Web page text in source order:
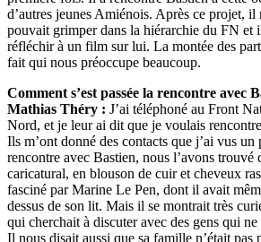
d’autres jeunes Amiénois. Après ce projet, il
pouvait grimper dans la hiérarchie du FN et
réfléchir à un film sur lui. La montée des
fait qui nous préoccupe beaucoup.
Comment s’est passée la rencontre avec
Mathias Théry : J’ai téléphoné au Front
Nord, et je leur ai dit que je voulais
Ils m’ont donné des contacts que j’ai vus
rencontre avec Bastien, nous l’avons trouvé
caricatural, en blouson de cuir et cheveux
fasciné par Marine Le Pen, dont il avait
dessus de son lit. Mais il se montrait très
qui cherchait à discuter avec des gens qui
Il nous disait aussi que sa famille n’était pas